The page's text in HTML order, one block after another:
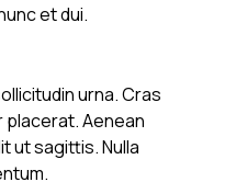
et dui.
urna. Cras
placerat. Aenean
ut sagittis. Nulla